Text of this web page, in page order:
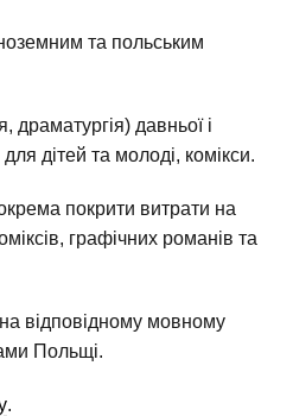
та польським
давньої і
дітей та молоді, комікси.
покрити витрати на
графічних романів та
відповідному мовному
Польщі.
.